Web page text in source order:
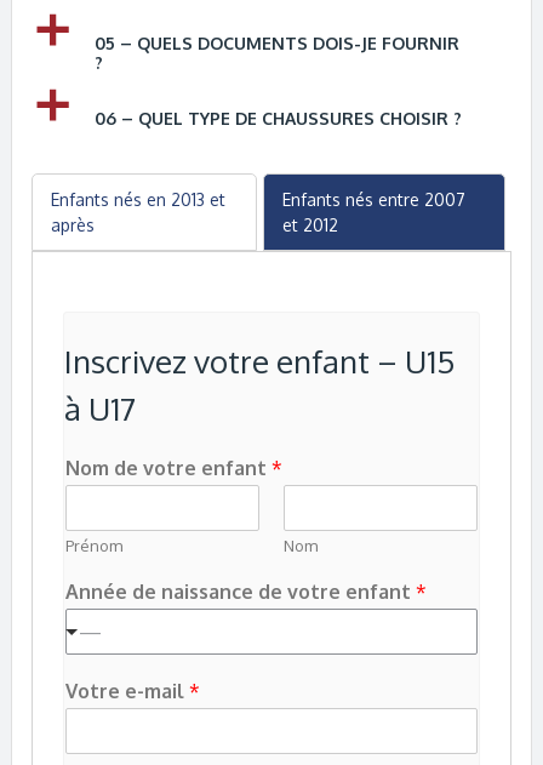
a
05 – QUELS DOCUMENTS DOIS-JE FOURNIR
?
a 06 – QUEL TYPE DE CHAUSSURES CHOISIR ?
Enfants nés en 2013 et
après
Enfants nés entre 2007
et 2012
Inscrivez votre enfant – U15
à U17
Nom de votre enfant*
Prénom Nom
Année de naissance de votre enfant*
—
Votre e-mail*